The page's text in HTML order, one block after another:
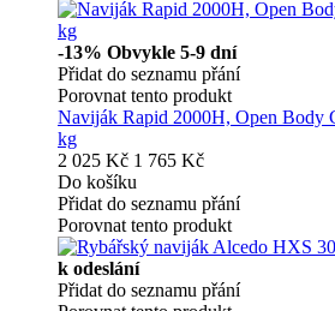
-13% Obvykle 5-9 dní
Přidat do seznamu přání
Porovnat tento produkt
Naviják Rapid 2000H, Open Body
kg
2 025 Kč 1 765 Kč
Do košíku
Přidat do seznamu přání
Porovnat tento produkt
k odeslání
Přidat do seznamu přání